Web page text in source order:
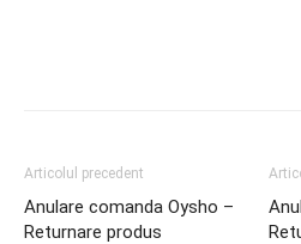
Articolul precedent
Anulare comanda Oysho –
Returnare produs